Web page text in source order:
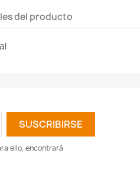
del producto
ello, encontrará